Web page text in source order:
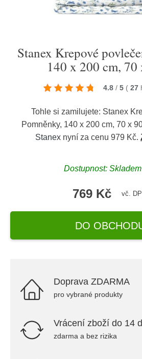
Stanex Krepové
140 x 200 cm, 70
4.8 / 5 ( 27
Tohle si zamilujete: Stanex
Pomněnky, 140 x 200 cm, 70 x
Stanex nyní za cenu 979 Kč.
Dostupnost:
769 Kč vč.
DO
Doprava ZDARMA
pro vybrané produkty
Vrácení zboží do 14
zdarma a bez rizika